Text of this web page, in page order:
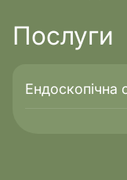
Послуги
Ендоскопічна